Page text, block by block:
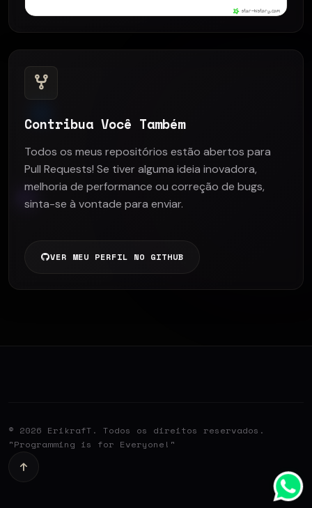
Contribua Você Também
Todos os meus repositórios estão abertos para
Pull Requests! Se tiver alguma ideia inovadora,
melhoria de performance ou correção de bugs,
sinta-se à vontade para enviar.
VER MEU PERFIL NO GITHUB
© 2026 ErikrafT. Todos os direitos reservados.
"Programming is for Everyone!"